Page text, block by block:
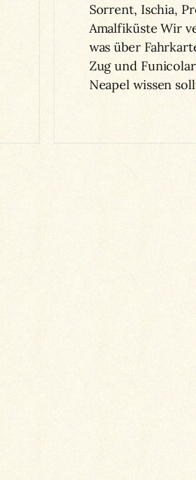
Sorrent, Ischia,
Amalfiküste Wir
was über
Zug und
Neapel wissen